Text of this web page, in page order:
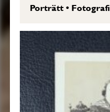
Porträtt• Fotografi